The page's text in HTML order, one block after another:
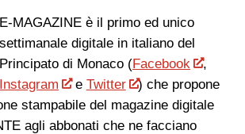
E-MAGAZINE è il primo ed unico
settimanale digitale in italiano del
Principato di Monaco (Facebook
,
Instagram
e Twitter
) che propone
stampabile del magazine digitale
agli abbonati che ne facciano